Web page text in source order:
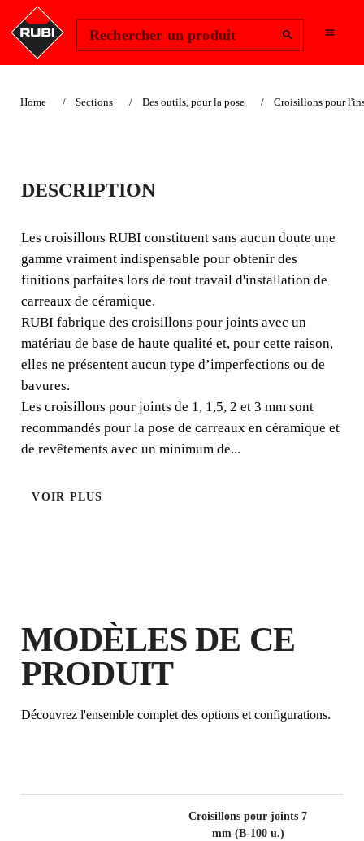
Rechercher un produit
Home Sections Des outils, pour la pose Croisillons pour
CROISILLONS 7 MM.
gamme vraiment indispensable pour obtenir des finitions
parfaites lors de tout travail d'installation de carreaux de
céramique.
DESCRIPTION
Les croisillons RUBI constituent sans aucun doute une
gamme vraiment indispensable pour obtenir des
finitions parfaites lors de tout travail d'installation de
carreaux de céramique.
RUBI fabrique des croisillons pour joints avec un
matériau de base de haute qualité et, pour cette raison,
elles ne présentent aucun type d’imperfections ou de
bavures.
Les croisillons pour joints de 1, 1,5, 2 et 3 mm sont
recommandés pour la pose de carreaux en céramique et
de revêtements avec un minimum de...
VOIR PLUS
MODÈLES DE CE
PRODUIT
Découvrez l'ensemble complet des options et configurations.
Croisillons pour joints 7
mm (B-100 u.)